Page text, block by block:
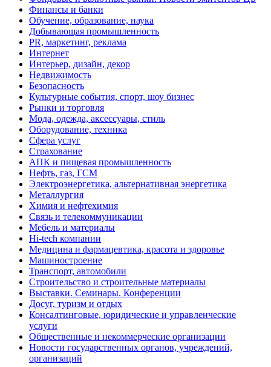
Финансы и банки
Обучение, образование, наука
Добывающая промышленность
PR, маркетинг, реклама
Интернет
Интерьер, дизайн, декор
Недвижимость
Безопасность
Культурные события, спорт, шоу бизнес
Рынки и торговля
Мода, одежда, аксессуары, стиль
Оборудование, техника
Сфера услуг
Страхование
АПК и пищевая промышленность
Нефть, газ, ГСМ
Электроэнергетика, альтернативная энергетика
Металлургия
Химия и нефтехимия
Связь и телекоммуникации
Мебель и материалы
Hi-tech компании
Медицина и фармацевтика, красота и здоровье
Машиностроение
Транспорт, автомобили
Строительство и строительные материалы
Выставки. Семинары. Конференции
Досуг, туризм и отдых
Консалтинговые, юридические и управленческие
услуги
Общественные и некоммерческие организации
Новости государственных органов, учреждений,
организаций